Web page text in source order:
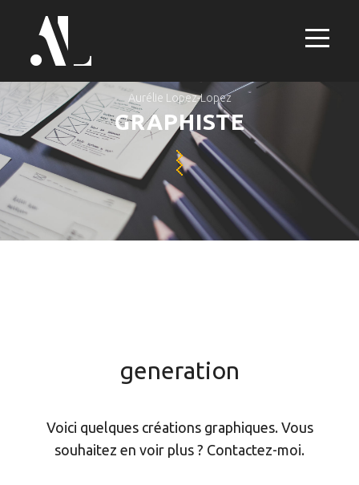
Aurélie Lopez-Lopez
GRAPHISTE
generation
Voici quelques créations graphiques. Vous
souhaitez en voir plus ? Contactez-moi.